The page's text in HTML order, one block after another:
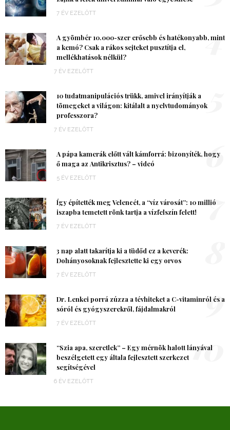
7 ÉV EZELŐTT
A gyömbér 10.000-szer erősebb és hatékonyabb, mint
a kemó? Csak a rákos sejteket pusztítja el,
mellékhatások nélkül?
7 ÉV EZELŐTT
4
10 tudatmanipulációs trükk, amivel irányítják a
tömegeket a világon: kitálalt a nyelvtudományok
professzora?
7 ÉV EZELŐTT
A pápa kamerák előtt vált kámforrá: bizonyíték, hogy
ő maga az Antikrisztus? – videó
5 ÉV EZELŐTT
6
Így építették meg Velencét, a “víz városát”: 10 millió
iszapba temetett rönk tartja a vízfelszín felett!
7 ÉV EZELŐTT
7
3 nap alatt takarítja ki a tüdőd ez a keverék:
Dohányosoknak fejlesztette ki egy orvos
7 ÉV EZELŐTT
Dr. Lenkei porrá zúzza a tévhiteket a C-vitaminról és a
sóról és gyógyszerekről, fájdalmakról
7 ÉV EZELŐTT
9
“Szia apa, szeretlek” – Egy mérnök halott lányával
beszélgetett egy általa fejlesztett szerkezet
segítségével
6 ÉV EZELŐTT
10